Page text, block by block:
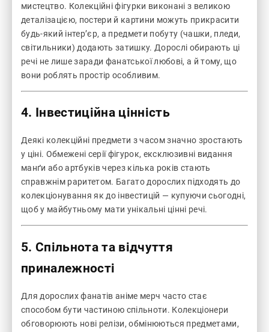
мистецтво. Колекційні фігурки виконані з великою
деталізацією, постери й картини можуть прикрасити
будь-який інтер’єр, а предмети побуту (чашки, пледи,
світильники) додають затишку. Дорослі обирають ці
речі не лише заради фанатської любові, а й тому, що
вони роблять простір особливим.
4. Інвестиційна цінність
Деякі колекційні предмети з часом значно зростають
у ціні. Обмежені серії фігурок, ексклюзивні видання
манґи або артбуків через кілька років стають
справжнім раритетом. Багато дорослих підходять до
колекціонування як до інвестицій — купуючи сьогодні,
щоб у майбутньому мати унікальні цінні речі.
5. Спільнота та відчуття
приналежності
Для дорослих фанатів аніме мерч часто стає
способом бути частиною спільноти. Колекціонери
обговорюють нові релізи, обмінюються предметами,